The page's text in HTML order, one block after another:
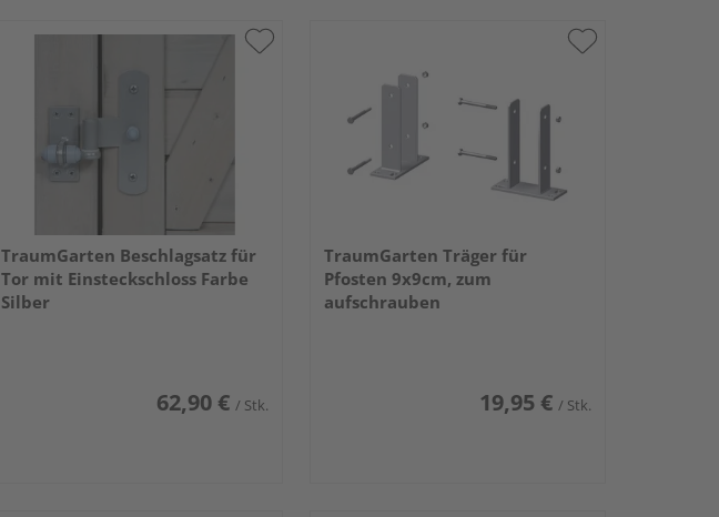
TraumGarten Beschlagsatz für
Tor mit Einsteckschloss Farbe
Silber
62,90 € / Stk.
TraumGarten Träger für
Pfosten 9x9cm, zum
aufschrauben
19,95 € / Stk.